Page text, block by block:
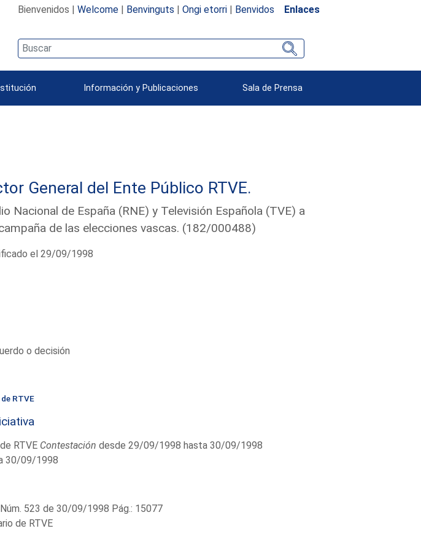
Bienvenidos | Welcome| Benvinguts | Ongi etorri| Benvidos Enlaces
Información y Publicaciones Sala de Prensa
General del Ente Público RTVE.
Nacional de España (RNE) y Televisión Española (TVE) a
de las elecciones vascas. (182/000488)
el 29/09/1998
o decisión
RTVE
RTVE Contestación desde 29/09/1998 hasta 30/09/1998
30/09/1998
523 de 30/09/1998 Pág.: 15077
de RTVE